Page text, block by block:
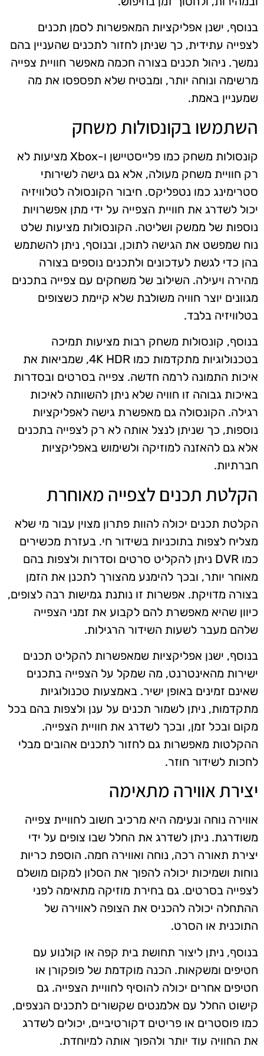
בנוסף, ישנן אפליקציות המאפשרות לסמן תכנים
לצפייה עתידית, כך שניתן לחזור לתכנים שהעניין בהם
נמשך. ניהול תכנים בצורה חכמה מאפשר חוויית צפייה
מרשימה ונוחה יותר, ומבטיח שלא תפספסו את מה
שמעניין באמת.
השתמשו בקונסולות משחק
קונסולות משחק כמו פלייסטיישן ו-Xbox מציעות לא
רק חוויית משחק מעולה, אלא גם גישה לשירותי
סטרימינג כמו נטפליקס. חיבור הקונסולה לטלוויזיה
יכול לשדרג את חוויית הצפייה על ידי מתן אפשרויות
נוספות של ממשק ושליטה. הקונסולות מציעות שלט
נוח שמפשט את הגישה לתוכן, ובנוסף, ניתן להשתמש
בהן כדי לגשת לעדכונים ולתכנים נוספים בצורה
מהירה ויעילה. השילוב של משחקים עם צפייה בתכנים
מגוונים יוצר חוויה משולבת שלא קיימת כשצופים
בטלוויזיה בלבד.
בנוסף, קונסולות משחק רבות מציעות תמיכה
בטכנולוגיות מתקדמות כמו 4K HDR, שמביאות את
איכות התמונה לרמה חדשה. צפייה בסרטים ובסדרות
באיכות גבוהה זו חוויה שלא ניתן להשוותה לאיכות
רגילה. הקונסולה גם מאפשרת גישה לאפליקציות
נוספות, כך שניתן לנצל אותה לא רק לצפייה בתכנים
אלא גם להאזנה למוזיקה ולשימוש באפליקציות
חברתיות.
הקלטת תכנים לצפייה מאוחרת
הקלטת תכנים יכולה להוות פתרון מצוין עבור מי שלא
מצליח לצפות בתוכניות בשידור חי. בעזרת מכשירים
כמו DVR ניתן להקליט סרטים וסדרות ולצפות בהם
מאוחר יותר, ובכך להימנע מהצורך לתכנן את הזמן
בצורה מדויקת. אפשרות זו נותנת גמישות רבה לצופים,
כיוון שהיא מאפשרת להם לקבוע את זמני הצפייה
שלהם מעבר לשעות השידור הרגילות.
בנוסף, ישנן אפליקציות שמאפשרות להקליט תכנים
ישירות מהאינטרנט, מה שמקל על הצפייה בתכנים
שאינם זמינים באופן ישיר. באמצעות טכנולוגיות
מתקדמות, ניתן לשמור תכנים על ענן ולצפות בהם בכל
מקום ובכל זמן, ובכך לשדרג את חוויית הצפייה.
ההקלטות מאפשרות גם לחזור לתכנים אהובים מבלי
לחכות לשידור חוזר.
יצירת אווירה מתאימה
אווירה נוחה ונעימה היא מרכיב חשוב לחוויית צפייה
משודרגת. ניתן לשדרג את החלל שבו צופים על ידי
יצירת תאורה רכה, נוחה ואווירה חמה. הוספת כריות
נוחות ושמיכות יכולה להפוך את הסלון למקום מושלם
לצפייה בסרטים. גם בחירת מוזיקה מתאימה לפני
ההתחלה יכולה להכניס את הצופה לאווירה של
התוכנית או הסרט.
בנוסף, ניתן ליצור תחושת בית קפה או קולנוע עם
חטיפים ומשקאות. הכנה מוקדמת של פופקורן או
חטיפים אחרים יכולה להוסיף לחוויית הצפייה. גם
קישוט החלל עם אלמנטים שקשורים לתכנים הנצפים,
כמו פוסטרים או פריטים דקורטיביים, יכולים לשדרג
את החוויה עוד יותר ולהפוך אותה למיוחדת.